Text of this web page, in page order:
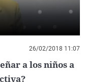
26/02/2018 11:07
a los niños a